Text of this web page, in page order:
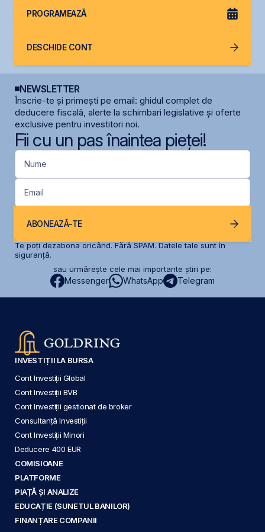
PROGRAMEAZĂ
DESCHIDE CONT
NEWSLETTER
Înscrie-te și primești pe email: ghidul complet de
deducere fiscală, alerte la schimbari legislative și oferte
exclusive pentru investitori noi.
Fii cu un pas înaintea pieței!
Nume
Email
ABONEAZĂ-TE
Te poți dezabona oricând. Fără SPAM. Datele tale sunt în
siguranță.
sau urmărește cele mai importante știri pe:
Messenger WhatsApp Telegram
INVESTIȚII LA BURSA
Cont Investiții Global
Cont Investiții BVB
Cont Investiții gestionat de broker
Consultanță Investiții
Cont Investiții Minori
Deducere 400 EUR
COMISIOANE
PLATFORME
PIAȚĂ ȘI ANALIZE
EDUCAȚIE (SUNETUL BANILOR)
FINANȚARE COMPANII